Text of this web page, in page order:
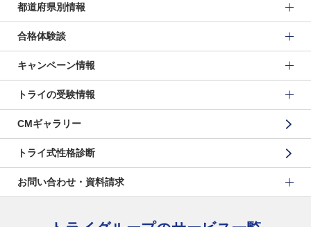
都道府県別情報
合格体験談
キャンペーン情報
トライの受験情報
CMギャラリー
トライ式性格診断
お問い合わせ・資料請求